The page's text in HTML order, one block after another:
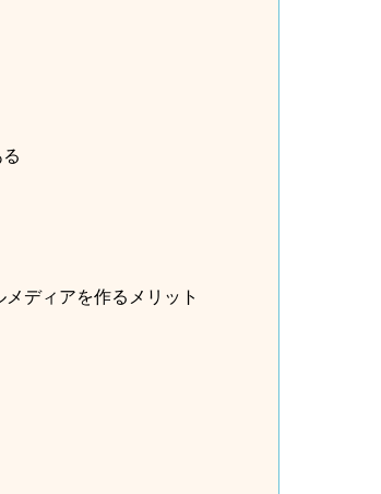
ディアを作るメリット